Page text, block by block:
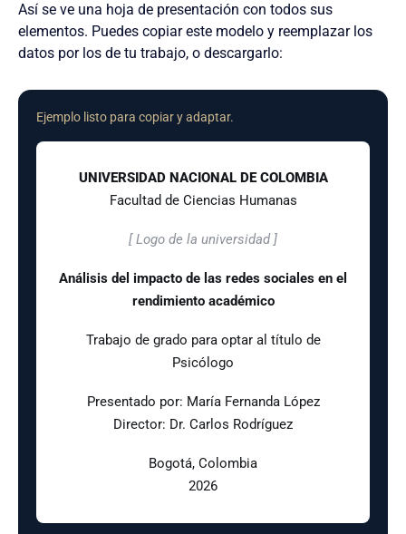
Así se ve una hoja de presentación con todos sus
elementos. Puedes copiar este modelo y reemplazar los
datos por los de tu trabajo, o descargarlo:
Ejemplo listo para copiar y adaptar.
UNIVERSIDAD NACIONAL DE COLOMBIA
Facultad de Ciencias Humanas
[ Logo de la universidad ]
Análisis del impacto de las redes sociales en el
rendimiento académico
Trabajo de grado para optar al título de
Psicólogo
Presentado por: María Fernanda López
Director: Dr. Carlos Rodríguez
Bogotá, Colombia
2026